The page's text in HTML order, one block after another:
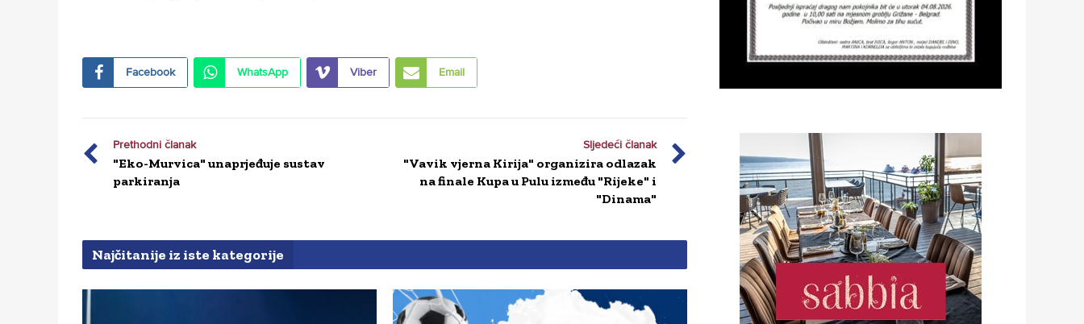
Facebook WhatsApp Viber Email
Prethodni članak
"Eko-Murvica" unaprjeđuje sustav
parkiranja
Sljedeći članak
"Vavik vjerna Kirija" organizira odlazak
na finale Kupa u Pulu između "Rijeke" i
"Dinama"
Najčitanije iz iste kategorije